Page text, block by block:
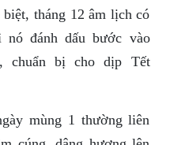
tháng 12 âm lịch có
đánh dấu bước vào
chuẩn bị cho dịp Tết
mùng 1 thường liên